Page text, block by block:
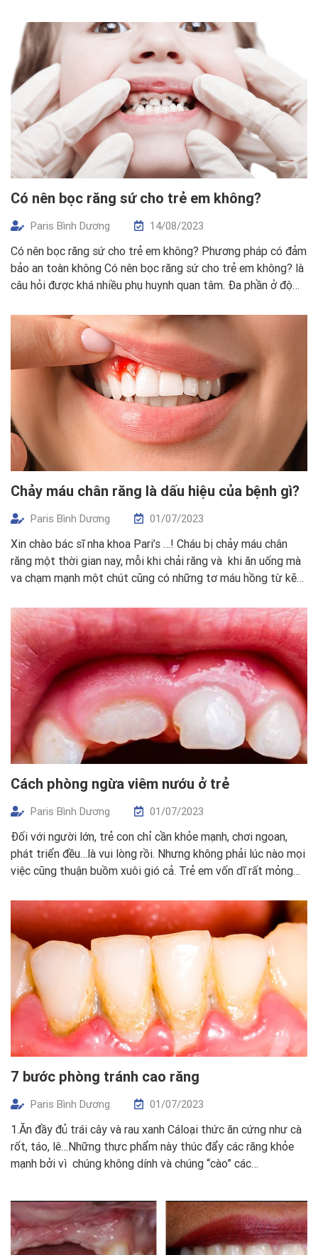
hàng cảm thấy hoang […]
Có nên bọc răng sứ cho trẻ em không?
Paris Bình Dương 14/08/2023
Có nên bọc răng sứ cho trẻ em không? Phương pháp có đảm
bảo an toàn không Có nên bọc răng sứ cho trẻ em không? là
câu hỏi được khá nhiều phụ huynh quan tâm. Đa phần ở độ
tủy răng, mà […]
Chảy máu chân răng là dấu hiệu của bệnh gì?
Paris Bình Dương 01/07/2023
Xin chào bác sĩ nha khoa Pari’s …! Cháu bị chảy máu chân
răng một thời gian nay, mỗi khi chải răng và khi ăn uống mà
va chạm mạnh một chút cũng có những tơ máu hồng từ kẽ
đau nhức và làm cháu […]
Cách phòng ngừa viêm nướu ở trẻ
Paris Bình Dương 01/07/2023
Đối với người lớn, trẻ con chỉ cần khỏe mạnh, chơi ngoan,
phát triển đều…là vui lòng rồi. Nhưng không phải lúc nào mọi
việc cũng thuận buồm xuôi gió cả. Trẻ em vốn dĩ rất mỏng
lớn, cơ thể đang […]
7 bước phòng tránh cao răng
Paris Bình Dương 01/07/2023
1.Ăn đầy đủ trái cây và rau xanh Cáloại thức ăn cứng như cà
rốt, táo, lê…Những thực phẩm này thúc đẩy các răng khỏe
mạnh bởi vì chúng không dính và chúng “cào” các
ănloại trái cây sau bữa ăn chính là khuyến […]